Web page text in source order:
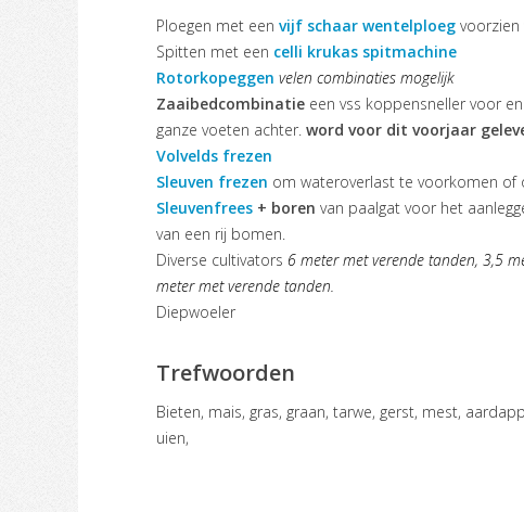
Ploegen met een vijf schaar wentelploeg voorzien
Spitten met een celli krukas spitmachine
Rotorkopeggen velen combinaties mogelijk
Zaaibedcombinatie een vss koppensneller voor
ganze voeten achter. word voor dit voorjaar
Volvelds frezen
Sleuven frezen om wateroverlast te voorkomen of
Sleuvenfrees + boren van paalgat voor het
van een rij bomen.
Diverse cultivators 6 meter met verende tanden, 3,5
meter met verende tanden.
Diepwoeler
Trefwoorden
Bieten, mais, gras, graan, tarwe, gerst, mest, aardappelen, aardappels, korrelmais,
uien,